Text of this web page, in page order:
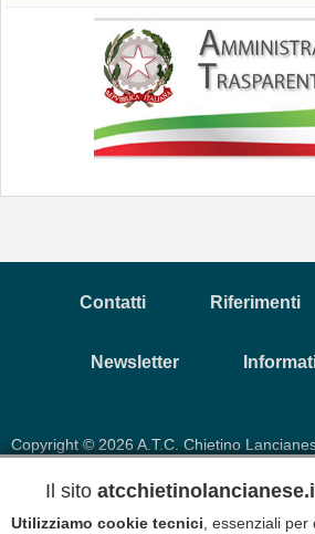
Contatti Riferimenti
Newsletter
Copyright © 2026 A.T.C. Chietino
93017880696
Il sito
Utilizziamo cookie tecnici , essenziali